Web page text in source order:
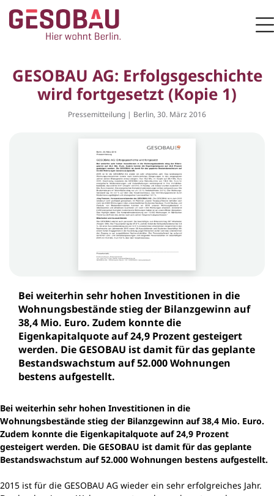
ZUM HAUPTINHALT SPRINGEN
Zur Startseite
GESOBAU AG: Erfolgsgeschichte
wird fortgesetzt (Kopie 1)
Pressemitteilung | Berlin, 30. März 2016
Bei weiterhin sehr hohen Investitionen in die
Wohnungsbestände stieg der Bilanzgewinn auf
38,4 Mio. Euro. Zudem konnte die
Eigenkapitalquote auf 24,9 Prozent gesteigert
werden. Die GESOBAU ist damit für das geplante
Bestandswachstum auf 52.000 Wohnungen
bestens aufgestellt.
Bei weiterhin sehr hohen Investitionen in die
Wohnungsbestände stieg der Bilanzgewinn auf 38,4 Mio. Euro.
Zudem konnte die Eigenkapitalquote auf 24,9 Prozent
gesteigert werden. Die GESOBAU ist damit für das geplante
Bestandswachstum auf 52.000 Wohnungen bestens aufgestellt.
2015 ist für die GESOBAU AG wieder ein sehr erfolgreiches Jahr.